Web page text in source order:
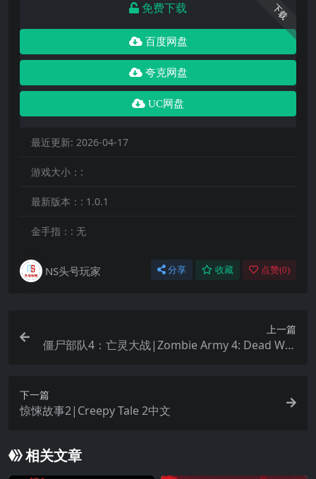
下载
免费下载
百度网盘
夸克网盘
UC网盘
最近更新: 2026-04-17
游戏大小：:
最新版本：: 1.0.1
金手指：: 无
NS头号玩家 分享 收藏 点赞(0)
上一篇
僵尸部队4：亡灵大战|Zombie Army 4: Dead War
下一篇
惊悚故事2|Creepy Tale 2中文
相关文章